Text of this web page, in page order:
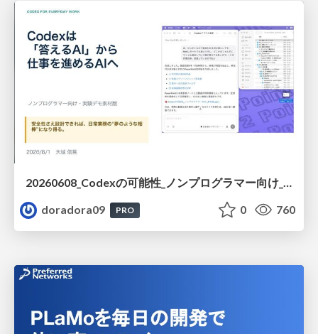
20260608_Codexの可能性_ノンプログラマー向け_大城追記
doradora09
PRO 0 760